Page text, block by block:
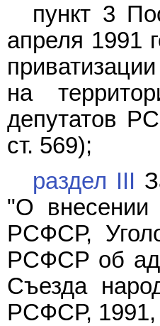
пункт 3
апреля 1991
на
депутатов
ст. 569);
раздел III
"О внесении
РСФСР,
РСФСР об
Съезда
РСФСР, 1991,